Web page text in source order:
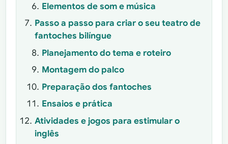
Elementos de som e música
Passo a passo para criar o seu teatro de
fantoches bilíngue
Planejamento do tema e roteiro
Montagem do palco
Preparação dos fantoches
Ensaios e prática
Atividades e jogos para estimular o
inglês